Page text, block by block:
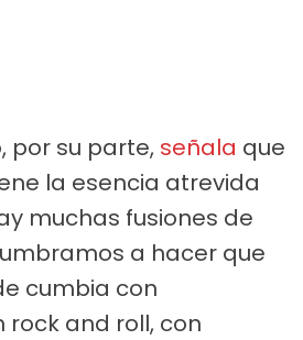
por su parte, señala que
la esencia atrevida
muchas fusiones de
a hacer que
cumbia con
rock and roll, con